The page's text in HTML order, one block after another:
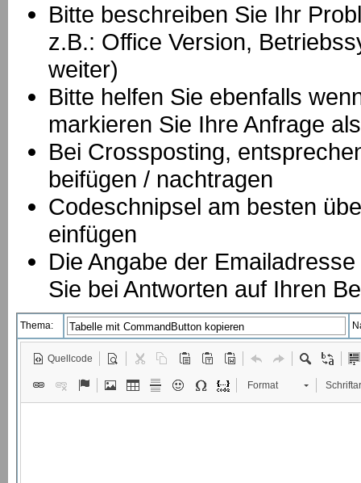
Bitte beschreiben Sie Ihr
z.B.: Office Version,
weiter)
Bitte helfen Sie ebenfalls
markieren Sie Ihre Anfrage
Bei Crossposting,
beifügen / nachtragen
Codeschnipsel am besten
einfügen
Die Angabe der
Sie bei Antworten auf Ihren
Thema:
Quellcode
Format